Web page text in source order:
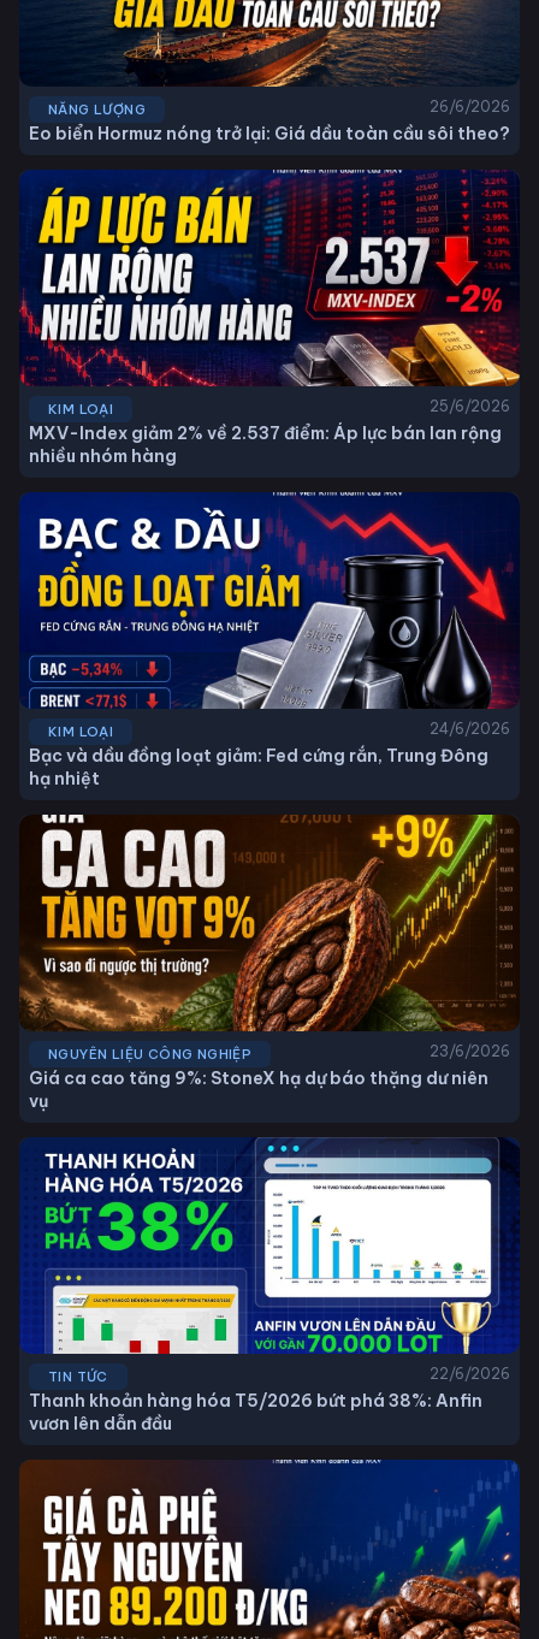
NĂNG LƯỢNG 26/6/2026
Eo biển Hormuz nóng trở lại: Giá dầu toàn cầu sôi theo?
KIM LOẠI 25/6/2026
MXV-Index giảm 2% về 2.537 điểm: Áp lực bán lan rộng
nhiều nhóm hàng
KIM LOẠI 24/6/2026
Bạc và dầu đồng loạt giảm: Fed cứng rắn, Trung Đông
hạ nhiệt
NGUYÊN LIỆU CÔNG NGHIỆP 23/6/2026
Giá ca cao tăng 9%: StoneX hạ dự báo thặng dư niên
vụ
TIN TỨC 22/6/2026
Thanh khoản hàng hóa T5/2026 bứt phá 38%: Anfin
vươn lên dẫn đầu